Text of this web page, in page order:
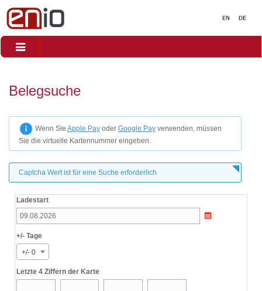
Toggle
Belegsuche
Wenn Sie Apple Pay oder Google Pay verwenden, müssen
Sie die virtuelle Kartennummer eingeben.
Captcha Wert ist für eine Suche erforderlich
Ladestart
+/- Tage
+/- 0
Letzte 4 Ziffern der Karte